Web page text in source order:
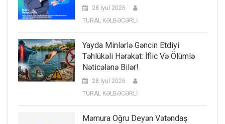
28 İyul 2026
TURAL KƏLBƏCƏRLİ
Yayda Minlərlə Gəncin Etdiyi
Təhlükəli Hərəkət: İflic Və Ölümlə
Nəticələnə Bilər!
28 İyul 2026
TURAL KƏLBƏCƏRLİ
Məmura Oğru Deyən Vətəndaş